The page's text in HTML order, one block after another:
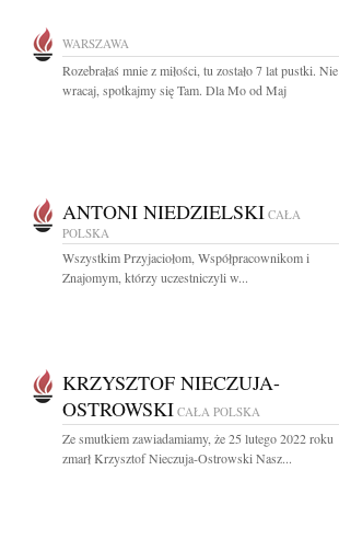
WARSZAWA
Rozebrałaś mnie z miłości, tu zostało 7 lat pustki. Nie
wracaj, spotkajmy się Tam. Dla Mo od Maj
ANTONI NIEDZIELSKI CAŁA
POLSKA
Wszystkim Przyjaciołom, Współpracownikom i
Znajomym, którzy uczestniczyli w...
KRZYSZTOF NIECZUJA-
OSTROWSKI CAŁA POLSKA
Ze smutkiem zawiadamiamy, że 25 lutego 2022 roku
zmarł Krzysztof Nieczuja-Ostrowski Nasz...